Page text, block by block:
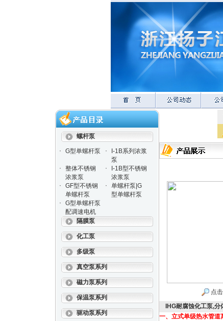
螺杆泵
·
G型单螺杆泵 ·
I-1B系列浓浆
泵
·
整体不锈钢
浓浆泵
·
I-1B型不锈钢
浓浆泵
·
GF型不锈钢
单螺杆泵
·
单螺杆泵|G
型单螺杆泵
·
G型单螺杆泵
配调速电机
隔膜泵
化工泵
多级泵
真空泵系列
磁力泵系列
保温泵系列
驱动泵系列
点
IHG耐腐蚀化工泵,
一、立式单级热水管道